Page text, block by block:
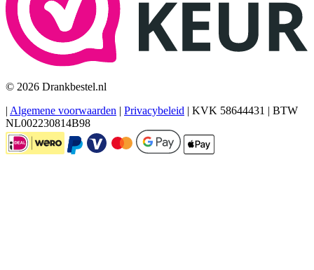
© 2026 Drankbestel.nl
| Algemene voorwaarden | Privacybeleid | KVK 58644431 | BTW
NL002230814B98